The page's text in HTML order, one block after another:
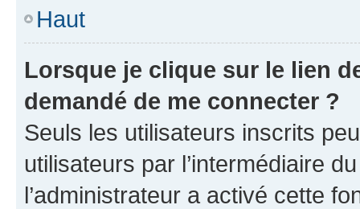
Haut
Lorsque je clique sur le lien
demandé de me connecter ?
Seuls les utilisateurs inscrits
utilisateurs par l’intermédiaire
l’administrateur a activé cette